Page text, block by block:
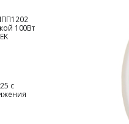
100Вт
с